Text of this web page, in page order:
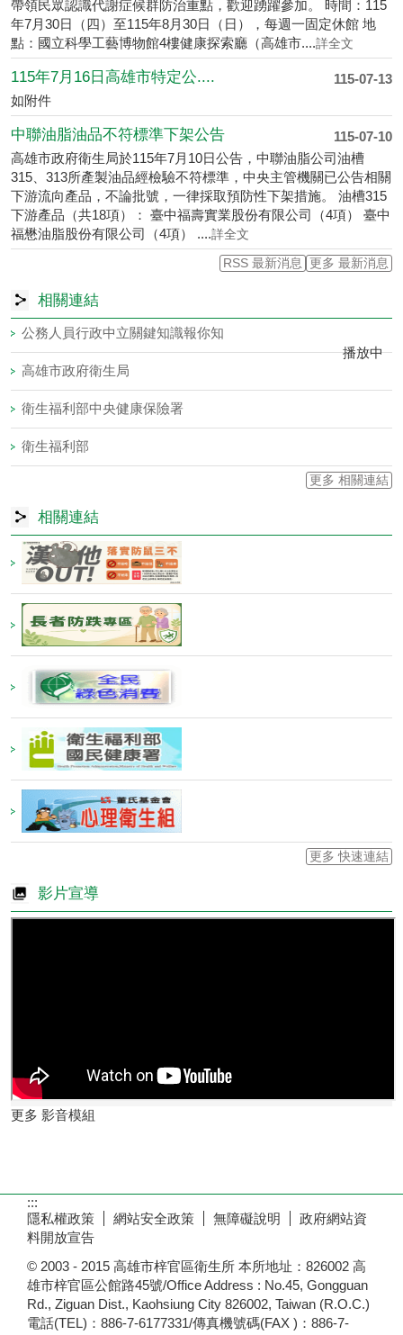
高雄市政府衛生局與國立科學工藝博物館合作辦理「科工健康小
偵探出發！蒐集代謝健康線索」活動，透過套色印章闖關體驗，
帶領民眾認識代謝症候群防治重點，歡迎踴躍參加。 時間：115
年7月30日（四）至115年8月30日（日），每週一固定休館 地
點：國立科學工藝博物館4樓健康探索廳（高雄市....
詳全文
115-07-13
115年7月16日高雄市特定公....
如附件
115-07-10
中聯油脂油品不符標準下架公告
高雄市政府衛生局於115年7月10日公告，中聯油脂公司油槽
315、313所產製油品經檢驗不符標準，中央主管機關已公告相關
下游流向產品，不論批號，一律採取預防性下架措施。 油槽315
下游產品（共18項）： 臺中福壽實業股份有限公司（4項） 臺中
詳全文
播放中
相關連結
公職人員利益衝突迴避法第14條身分關係揭露專區
衛生福利部食品藥物管理署
高雄市政府
更多 相關連結
前
切
至:
[另
開
新
視
相關連結
更多 快速連結
影片宣導
更多 影音模組
:::
隱私權政策
網站安全政策 無障礙說明
政府網站資
料開放宣告
© 2003 - 2015 高雄市梓官區衛生所 本所地址：826002 高
雄市梓官區公館路45號/Office Address : No.45, Gongguan
Rd., Ziguan Dist., Kaohsiung City 826002, Taiwan (R.O.C.)
電話(TEL)：886-7-6177331/傳真機號碼(FAX )：886-7-